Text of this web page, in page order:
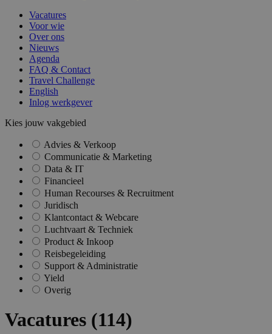
Vacatures
Voor wie
Over ons
Nieuws
Agenda
FAQ & Contact
Travel Challenge
English
Inlog werkgever
Kies jouw vakgebied
Advies & Verkoop
Communicatie & Marketing
Data & IT
Financieel
Human Recourses & Recruitment
Juridisch
Klantcontact & Webcare
Luchtvaart & Techniek
Product & Inkoop
Reisbegeleiding
Support & Administratie
Yield
Overig
Vacatures (114)